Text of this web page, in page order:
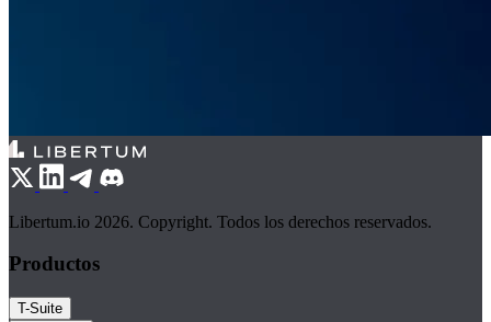
Libertum.io 2026. Copyright. Todos los derechos reservados.
Productos
T-Suite